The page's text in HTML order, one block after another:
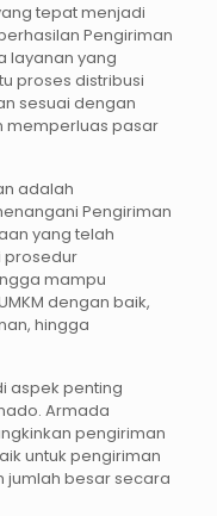
tepat menjadi
Pengiriman
layanan yang
proses distribusi
sesuai dengan
memperluas pasar
adalah
Pengiriman
yang telah
prosedur
mampu
dengan baik,
hingga
aspek penting
Armada
pengiriman
untuk pengiriman
jumlah besar secara